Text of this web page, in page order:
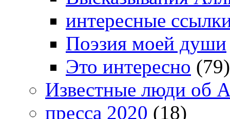
интересные
Поэзия моей души
Это интересно (79)
Известные люди об
пресса 2020 (18)